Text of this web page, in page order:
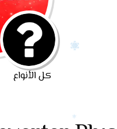
كل الأنواع